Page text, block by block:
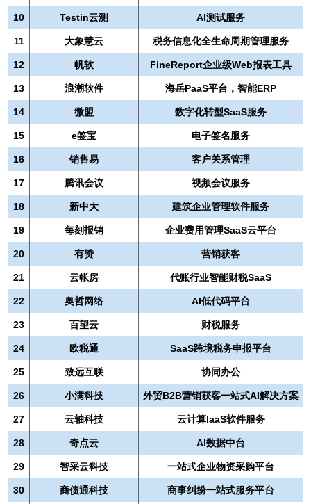
10 Testin云测 AI测试服务
11 大象慧云 税务信息化全生命周期管理服务
12 帆软 FineReport企业级Web报表工具
13 浪潮软件 海岳PaaS平台，智能ERP
14 微盟 数字化转型SaaS服务
15 e签宝 电子签名服务
16 销售易 客户关系管理
17 腾讯会议 视频会议服务
18 新中大 建筑企业管理软件服务
19 每刻报销 企业费用管理SaaS云平台
20 有赞 营销获客
21 云帐房 代账行业智能财税SaaS
22 奥哲网络 AI低代码平台
23 百望云 财税服务
24 欧税通 SaaS跨境税务申报平台
25 致远互联 协同办公
26 小满科技 外贸B2B营销获客一站式AI解决方案
27 云轴科技 云计算laaS软件服务
28 奇点云 AI数据中台
29 智采云科技 一站式企业物资采购平台
30 商债通科技 商事纠纷一站式服务平台